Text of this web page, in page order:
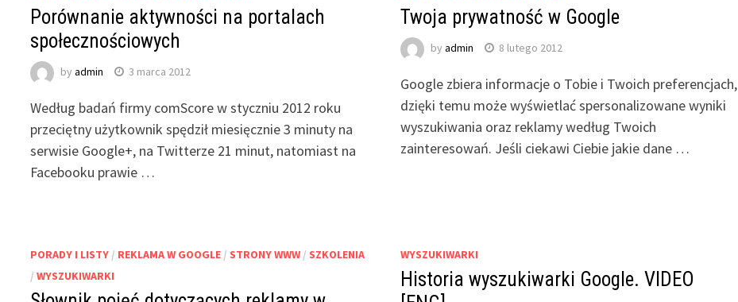
Porównanie aktywności na portalach
społecznościowych
byadmin 3 marca 2012
Według badań firmy comScore w styczniu 2012 roku
przeciętny użytkownik spędził miesięcznie 3 minuty na
serwisie Google+, na Twitterze 21 minut, natomiast na
Facebooku prawie …
Twoja prywatność w Google
by admin 8 lutego 2012
Google zbiera informacje o Tobie i Twoich preferencjach,
dzięki temu może wyświetlać spersonalizowane wyniki
wyszukiwania oraz reklamy według Twoich
zainteresowań. Jeśli ciekawi Ciebie jakie dane …
PORADY I LISTY / REKLAMA W GOOGLE / STRONY WWW / SZKOLENIA
/WYSZUKIWARKI
WYSZUKIWARKI
Historia wyszukiwarki Google. VIDEO